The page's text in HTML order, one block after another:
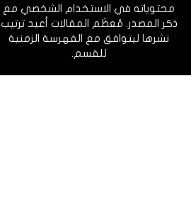
محتوياته في الاستخدام الشخصي مع
ذكر المصدر. مُعظَم المقالات أعيد ترتيب
نشرها ليتوافق مع الفهرسة الزمنية
للقسم.